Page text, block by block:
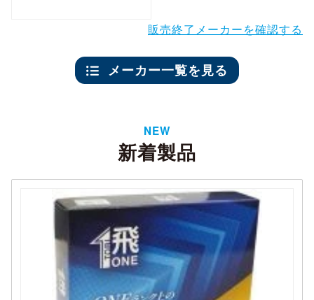
販売終了メーカーを確認する
メーカー一覧を見る
NEW
新着製品